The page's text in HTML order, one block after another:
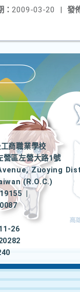
發
： 2009-03-20
|
商職業學校
區左營大路1號
Zuoying
(R.O.C.)
|
26